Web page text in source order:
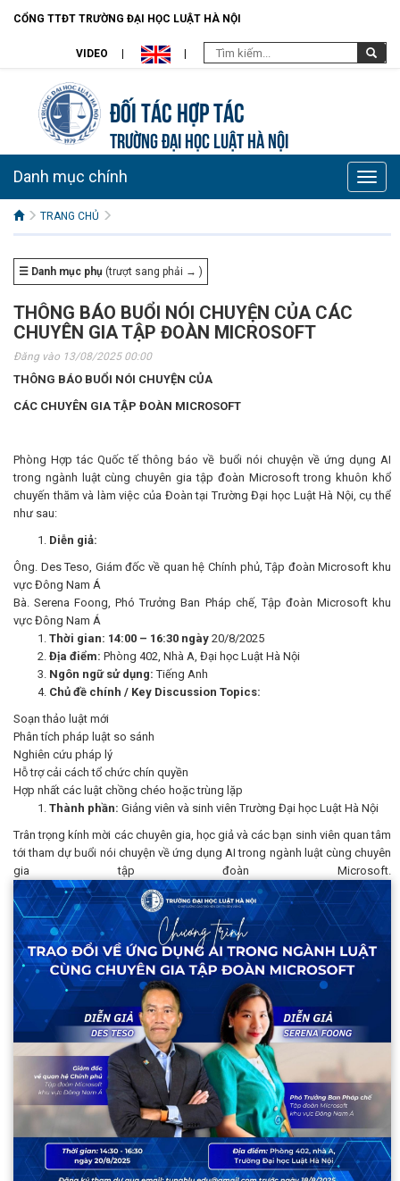
CỔNG TTĐT TRƯỜNG ĐẠI HỌC LUẬT HÀ NỘI
VIDEO
Đối tác hợp tác
TRƯỜNG ĐẠI HỌC LUẬT HÀ NỘI
Toggle
Danh mục chính
TRANG CHỦ
☰ Danh mục phụ (trượt sang phải → )
THÔNG BÁO BUỔI NÓI CHUYỆN CỦA CÁC
CHUYÊN GIA TẬP ĐOÀN MICROSOFT
Đăng vào 13/08/2025 00:00
THÔNG BÁO BUỔI NÓI CHUYỆN CỦA
CÁC CHUYÊN GIA TẬP ĐOÀN MICROSOFT
Phòng Hợp tác Quốc tế thông báo về buổi nói chuyện về ứng dụng AI
trong ngành luật cùng chuyên gia tập đoàn Microsoft trong khuôn khổ
chuyến thăm và làm việc của Đoàn tại Trường Đại học Luật Hà Nội, cụ thể
như sau:
Diễn giả:
Ông. Des Teso, Giám đốc về quan hệ Chính phủ, Tập đoàn Microsoft khu
vực Đông Nam Á
Bà. Serena Foong, Phó Trưởng Ban Pháp chế, Tập đoàn Microsoft khu
vực Đông Nam Á
Thời gian: 14:00 – 16:30 ngày 20/8/2025
Địa điểm: Phòng 402, Nhà A, Đại học Luật Hà Nội
Ngôn ngữ sử dụng: Tiếng Anh
Chủ đề chính / Key Discussion Topics:
Soạn thảo luật mới
Phân tích pháp luật so sánh
Nghiên cứu pháp lý
Hỗ trợ cải cách tổ chức chín quyền
Hợp nhất các luật chồng chéo hoặc trùng lặp
Thành phần: Giảng viên và sinh viên Trường Đại học Luật Hà Nội
Trân trọng kính mời các chuyên gia, học giả và các bạn sinh viên quan tâm
tới tham dự buổi nói chuyện về ứng dụng AI trong ngành luật cùng chuyên
gia tập đoàn Microsoft.